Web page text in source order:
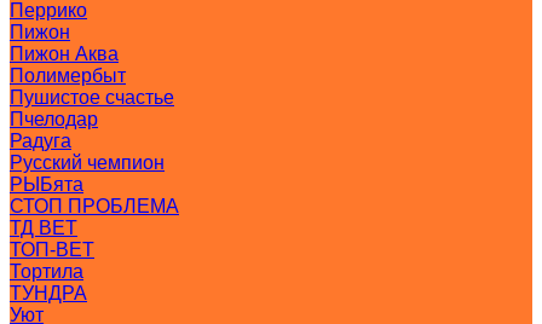
Перрико
Пижон
Пижон Аква
Полимербыт
Пушистое счастье
Пчелодар
Радуга
Русский чемпион
РЫБята
СТОП ПРОБЛЕМА
ТД ВЕТ
ТОП-ВЕТ
Тортила
ТУНДРА
Уют